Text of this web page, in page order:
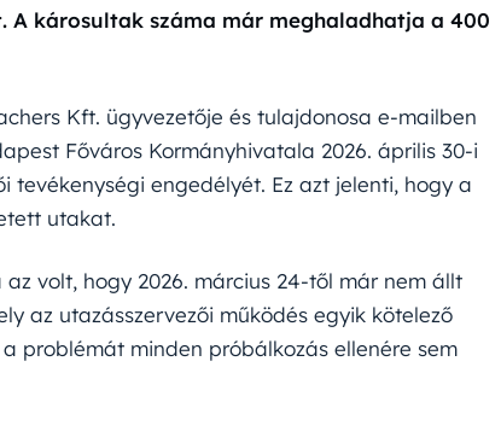
károsultak száma már meghaladhatja a 400
Kft. ügyvezetője és tulajdonosa e-mailben
Főváros Kormányhivatala 2026. április 30-i
engedélyét. Ez azt jelenti, hogy a
utakat.
volt, hogy 2026. március 24-től már nem állt
az utazásszervezői működés egyik kötelező
problémát minden próbálkozás ellenére sem